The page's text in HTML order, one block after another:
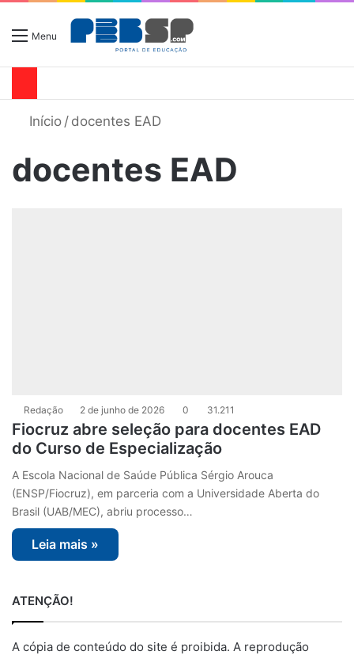
Menu
Início / docentes EAD
docentes EAD
Redação 2 de junho de 2026 0 31.211
Fiocruz abre seleção para docentes EAD
do Curso de Especialização
A Escola Nacional de Saúde Pública Sérgio Arouca
(ENSP/Fiocruz), em parceria com a Universidade Aberta do
Brasil (UAB/MEC), abriu processo…
Leia mais »
ATENÇÃO!
A cópia de conteúdo do site é proibida. A reprodução